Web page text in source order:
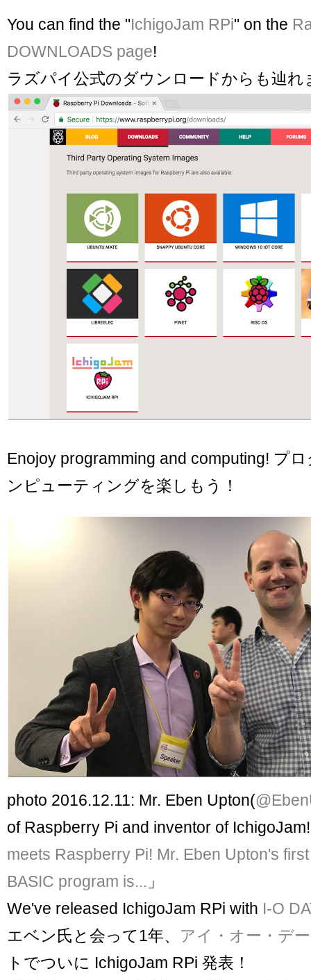
You can find the "IchigoJam RPi" on the
DOWNLOADS page!
ラズパイ公式のダウンロードからも辿れ
Enojoy programming and computing! プ
ンピューティングを楽しもう！
photo 2016.12.11: Mr. Eben Upton(
of Raspberry Pi and inventor of
meets Raspberry Pi! Mr. Eben Upton's
BASIC program is... 」
We've released IchigoJam RPi with I-O
エベン氏と会って1年、 アイ・オー・デ
トでついに IchigoJam RPi 発表！